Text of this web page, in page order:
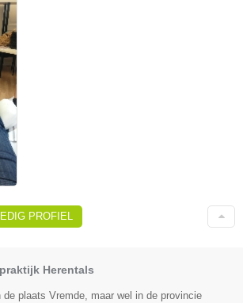
PROFIEL
Herentals
de plaats Vremde, maar wel in de provincie